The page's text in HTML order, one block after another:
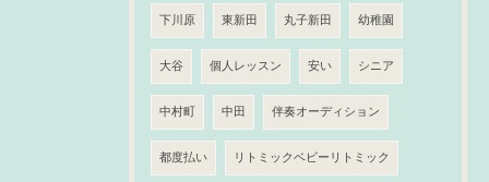
下川原 東新田 丸子新田 幼稚園
大谷 個人レッスン 安い シニア
中村町 中田 伴奏オーディション
都度払い リトミックベビーリトミック